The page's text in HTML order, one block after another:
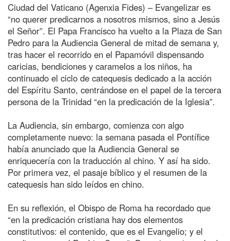
Ciudad del Vaticano (Agenxia Fides) – Evangelizar es
“no querer predicarnos a nosotros mismos, sino a Jesús
el Señor”. El Papa Francisco ha vuelto a la Plaza de San
Pedro para la Audiencia General de mitad de semana y,
tras hacer el recorrido en el Papamóvil dispensando
caricias, bendiciones y caramelos a los niños, ha
continuado el ciclo de catequesis dedicado a la acción
del Espíritu Santo, centrándose en el papel de la tercera
persona de la Trinidad “en la predicación de la Iglesia”.
La Audiencia, sin embargo, comienza con algo
completamente nuevo: la semana pasada el Pontífice
había anunciado que la Audiencia General se
enriquecería con la traducción al chino. Y así ha sido.
Por primera vez, el pasaje bíblico y el resumen de la
catequesis han sido leídos en chino.
En su reflexión, el Obispo de Roma ha recordado que
“en la predicación cristiana hay dos elementos
constitutivos: el contenido, que es el Evangelio; y el